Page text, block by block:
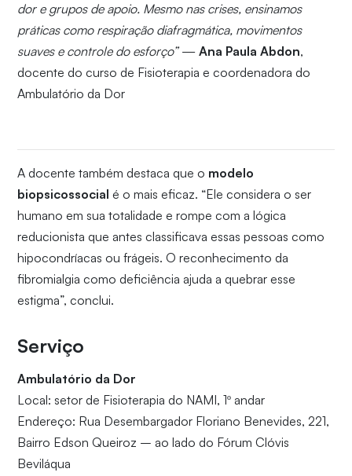
dor e grupos de apoio. Mesmo nas crises, ensinamos
práticas como respiração diafragmática, movimentos
suaves e controle do esforço”—Ana Paula Abdon,
docente do curso de Fisioterapia e coordenadora do
Ambulatório da Dor
A docente também destaca que o modelo
biopsicossocial é o mais eficaz. “Ele considera o ser
humano em sua totalidade e rompe com a lógica
reducionista que antes classificava essas pessoas como
hipocondríacas ou frágeis. O reconhecimento da
fibromialgia como deficiência ajuda a quebrar esse
estigma”, conclui.
Serviço
Ambulatório da Dor
Local: setor de Fisioterapia do NAMI, 1º andar
Endereço: Rua Desembargador Floriano Benevides, 221,
Bairro Edson Queiroz – ao lado do Fórum Clóvis
Beviláqua